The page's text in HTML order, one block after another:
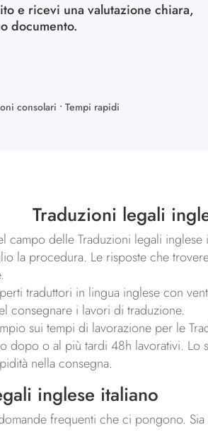
e ricevi una valutazione chiara,
documento.
consolari • Tempi rapidi
Traduzioni legali
campo delle Traduzioni legali
la procedura. Le risposte che
traduttori in lingua inglese con
consegnare i lavori di traduzione.
sui tempi di lavorazione per le
dopo o al più tardi 48h lavorativi.
nella consegna.
inglese italiano
frequenti che ci pongono.